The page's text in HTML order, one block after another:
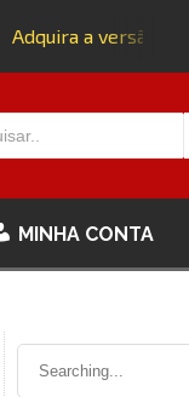
Adquira a versão
MINHA CONTA